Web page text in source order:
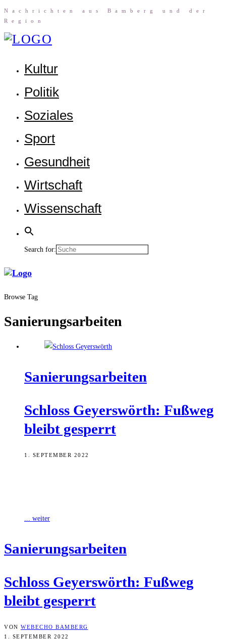
Nach­rich­ten aus Bam­berg und der
Region
Kul­tur
Poli­tik
Sozia­les
Sport
Gesund­heit
Wirt­schaft
Wis­sen­schaft
Search for:
Browse Tag
Sanierungsarbeiten
Sanie­rungs­ar­bei­ten
Schloss Gey­ers­wörth: Fuß­weg
bleibt gesperrt
1. SEPTEMBER 2022
... weiter
Sanie­rungs­ar­bei­ten
Schloss Gey­ers­wörth: Fuß­weg
bleibt gesperrt
VON WEBECHO BAMBERG
1. SEPTEMBER 2022